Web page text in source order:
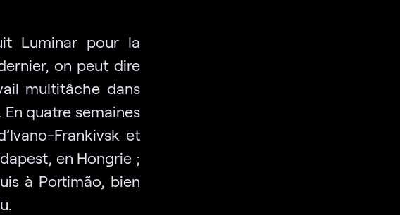
Luminar pour la
on peut dire
multitâche dans
quatre semaines
Frankivsk et
en Hongrie ;
à Portimão, bien